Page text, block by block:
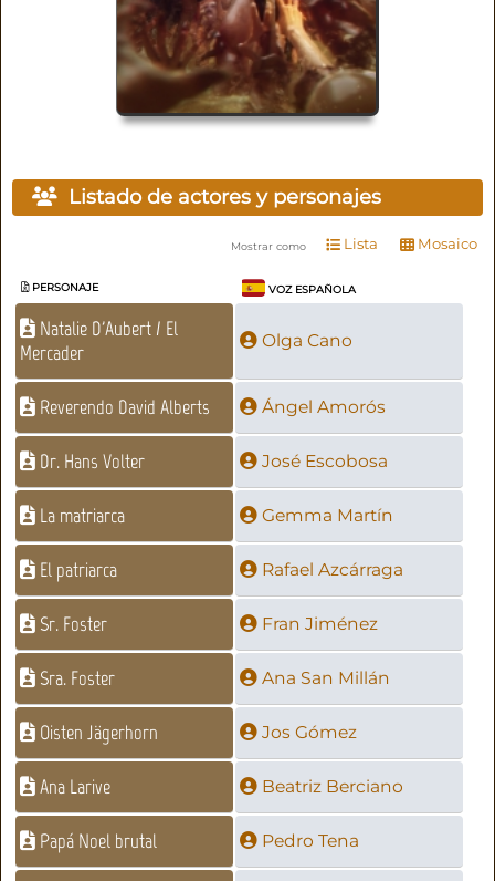
Listado de actores y personajes
Mostrar como Lista Mosaico
PERSONAJE VOZ ESPAÑOLA
Natalie D'Aubert / El
Mercader
Olga Cano
Reverendo David Alberts Ángel Amorós
Dr. Hans Volter José Escobosa
La matriarca Gemma Martín
El patriarca Rafael Azcárraga
Sr. Foster Fran Jiménez
Sra. Foster Ana San Millán
Oisten Jägerhorn Jos Gómez
Ana Larive Beatriz Berciano
Papá Noel brutal Pedro Tena